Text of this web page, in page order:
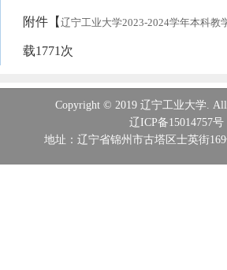
附件【 辽宁工业大学2023-2024学年本科教
载1771 次
Copyright © 2019 辽宁工业大学. All
辽ICP备15014757号
地址：辽宁省锦州市古塔区士英街